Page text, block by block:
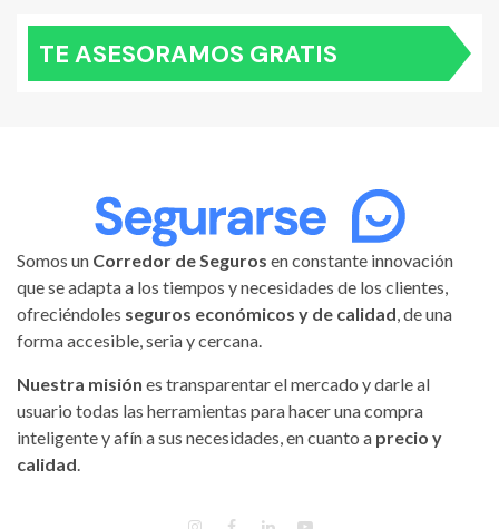
TE ASESORAMOS GRATIS
Somos un Corredor de Seguros en constante innovación
que se adapta a los tiempos y necesidades de los clientes,
ofreciéndoles seguros económicos y de calidad, de una
forma accesible, seria y cercana.
Nuestra misión es transparentar el mercado y darle al
usuario todas las herramientas para hacer una compra
inteligente y afín a sus necesidades, en cuanto a precio y
calidad.